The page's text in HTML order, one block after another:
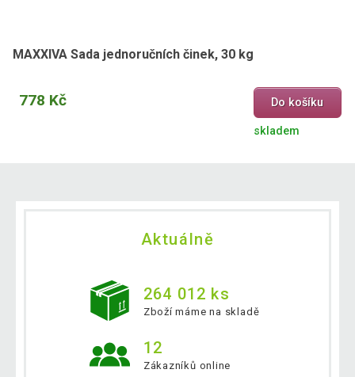
MAXXIVA Sada jednoručních činek, 30 kg
778 Kč Do košíku
skladem
Aktuálně
264 012 ks
Zboží máme na skladě
12
Zákazníků online